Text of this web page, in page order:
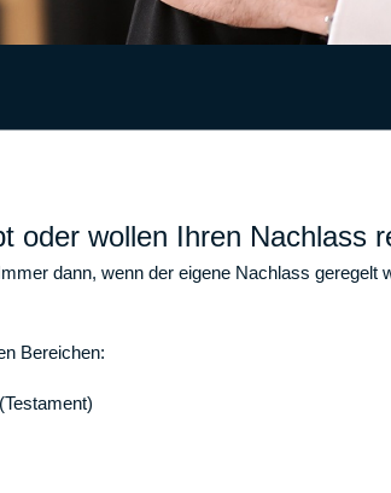
oder wollen Ihren Nachlass
dann, wenn der eigene Nachlass
Bereichen: